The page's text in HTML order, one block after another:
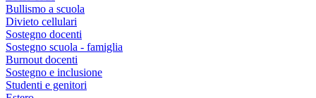
Bullismo a scuola
Divieto cellulari
Sostegno docenti
Sostegno scuola - famiglia
Burnout docenti
Sostegno e inclusione
Studenti e genitori